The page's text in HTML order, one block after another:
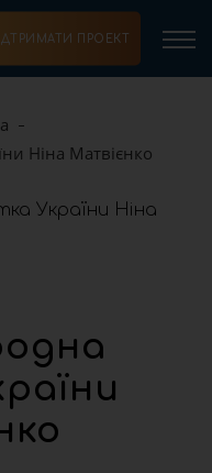
ПРОЕКТ
Ніна Матвієнко